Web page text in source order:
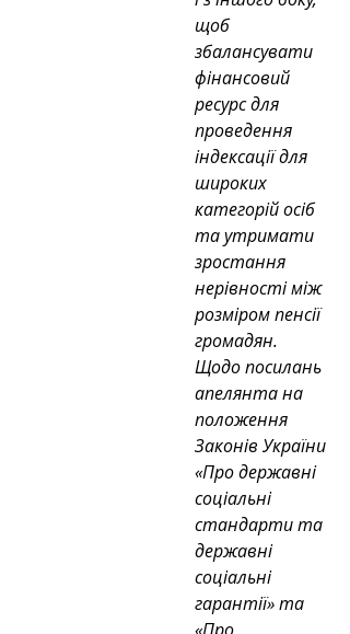
щоб
збалансувати
фінансовий
ресурс для
проведення
індексації для
широких
категорій осіб
та утримати
зростання
нерівності між
розміром пенсії
громадян.
Щодо посилань
апелянта на
положення
Законів України
«Про державні
соціальні
стандарти та
державні
соціальні
гарантії» та